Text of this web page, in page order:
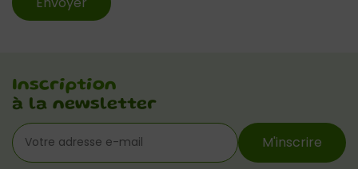
Inscription
à la newsletter
M'inscrire